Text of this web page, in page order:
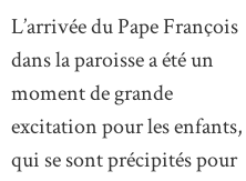
L’arrivée du Pape François
dans la paroisse a été un
moment de grande
excitation pour les enfants,
qui se sont précipités pour